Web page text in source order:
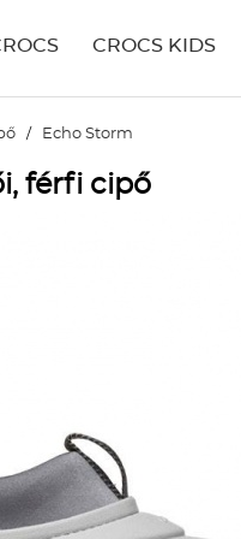
CROCS KIDS
/ Echo Storm
férfi cipő